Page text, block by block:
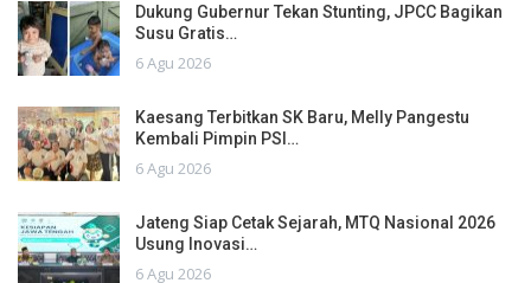
Dukung Gubernur Tekan Stunting, JPCC Bagikan
Susu Gratis…
6 Agu 2026
Kaesang Terbitkan SK Baru, Melly Pangestu
Kembali Pimpin PSI…
6 Agu 2026
Jateng Siap Cetak Sejarah, MTQ Nasional 2026
Usung Inovasi…
6 Agu 2026